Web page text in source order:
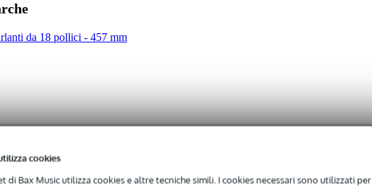
cookies
di Bax Music utilizza cookies e altre tecniche simili. I cookies necessari sono utilizzati
x 50,0 x 25,0 cm
da 18 pollici - 457 mm